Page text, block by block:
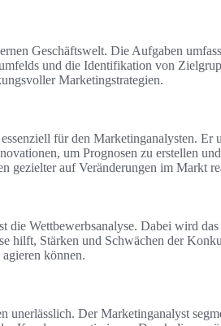
Geschäftswelt. Die Aufgaben
und die Identifikation von
Marketingstrategien.
für den Marketinganalysten. Er
um Prognosen zu erstellen
gezielter auf Veränderungen im Markt
Wettbewerbsanalyse. Dabei wird das
hilft, Stärken und Schwächen der
können.
Der Marketinganalyst